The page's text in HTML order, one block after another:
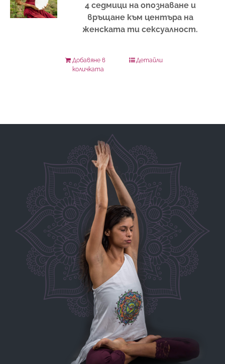
4 седмици на опознаване и
връщане към центъра на
женската ти сексуалност.
Добавяне в
количката
Детайли